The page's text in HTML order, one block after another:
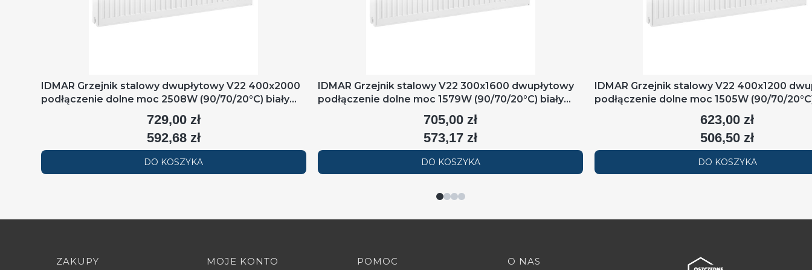
IDMAR Grzejnik stalowy dwupłytowy V22 400x2000
podłączenie dolne moc 2508W (90/70/20°C) biały
Cena
729,00 zł
Cena
592,68 zł
DO KOSZYKA
IDMAR Grzejnik stalowy V22 300x1600 dwupłytowy
podłączenie dolne moc 1579W (90/70/20°C) biały
Cena
705,00 zł
Cena
573,17 zł
DO KOSZYKA
IDMAR Grzejnik stalowy V22 400x1200
podłączenie dolne moc 1505W (90/70/
Cena
623,00 zł
Cena
506,50 zł
DO KOSZYKA
Linki w stopce
ZAKUPY MOJE KONTO POMOC O NAS